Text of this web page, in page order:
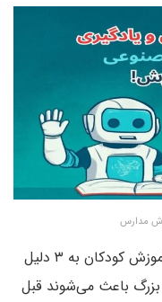
مدارس
منتقدین استفاده از هوش مصنوعی در آموزش کودکان به ۳ دلیل
بزرگ باعث می‌شوند قبل